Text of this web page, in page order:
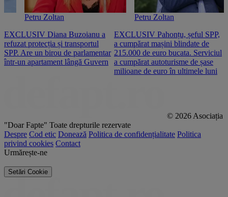
Petru Zoltan
EXCLUSIV Diana Buzoianu a
refuzat protecția și transportul
SPP. Are un birou de parlamentar
într-un apartament lângă Guvern
Petru Zoltan
EXCLUSIV Pahonțu, șeful SPP,
a cumpărat mașini blindate de
215.000 de euro bucata. Serviciul
a cumpărat autoturisme de șase
milioane de euro în ultimele luni
© 2026 Asociația
"Doar Fapte" Toate drepturile rezervate
Despre Cod etic Donează Politica de confidențialitate Politica
privind cookies Contact
Urmărește-ne
Setări Cookie